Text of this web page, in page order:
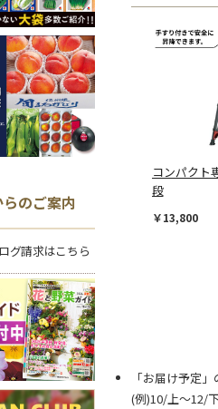
のご案内
グ請求はこちら
コンパクト
段
￥13,800
「お届け予定
(例)10/上～12/